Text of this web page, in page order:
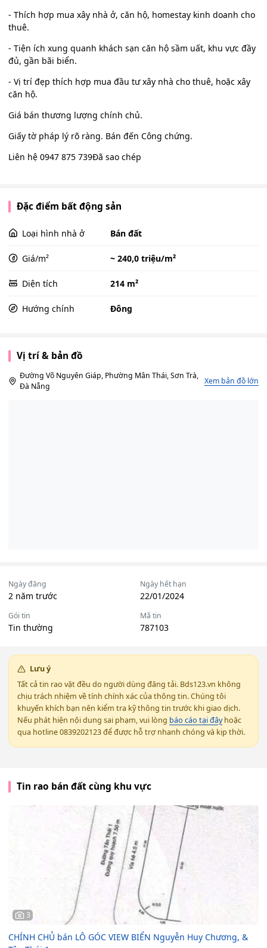
- Thích hợp mua xây nhà ở, căn hộ, homestay kinh doanh cho
thuê.
- Tiện ích xung quanh khách sạn căn hộ sầm uất, khu vực đầy
đủ, gần bãi biển.
- Vị trí đẹp thích hợp mua đầu tư xây nhà cho thuê, hoặc xây
căn hộ.
Giá bán thương lượng chính chủ.
Giấy tờ pháp lý rõ ràng. Bán đến Công chứng.
Liên hệ 0947 875 739Đã sao chép
Đặc điểm bất động sản
Loại hình nhà ở Bán đất
Giá/m² ~ 240,0 triệu/m²
Diện tích 214 m²
Hướng chính Đông
Vị trí & bản đồ
Đường Võ Nguyên Giáp, Phường Mân Thái, Sơn Trà,
Đà Nẵng
Xem bản đồ lớn
Ngày đăng
2 năm trước
Ngày hết hạn
22/01/2024
Gói tin
Tin thường
Mã tin
787103
Lưu ý
Tất cả tin rao vặt đều do người dùng đăng tải. Bds123.vn không
chịu trách nhiệm về tính chính xác của thông tin. Chúng tôi
khuyến khích bạn nên kiểm tra kỹ thông tin trước khi giao dịch.
Nếu phát hiện nội dung sai phạm, vui lòng báo cáo tại đâyhoặc
qua hotline 0839202123 để được hỗ trợ nhanh chóng và kịp thời.
Tin rao bán đất cùng khu vực
3
CHÍNH CHỦ bán LÔ GÓC VIEW BIỂN Nguyễn Huy Chương, &